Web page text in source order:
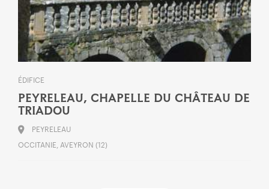
ÉDIFICE
PEYRELEAU, CHAPELLE DU CHÂTEAU DE
TRIADOU
PEYRELEAU
OCCITANIE, AVEYRON (12)